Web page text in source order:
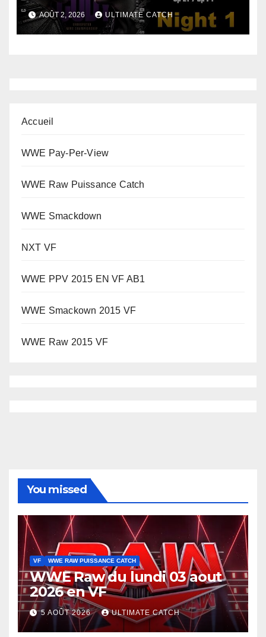
AOÛT 2, 2026 ULTIMATE CATCH
Accueil
WWE Pay-Per-View
WWE Raw Puissance Catch
WWE Smackdown
NXT VF
WWE PPV 2015 EN VF AB1
WWE Smackown 2015 VF
WWE Raw 2015 VF
You missed
VF WWE RAW PUISSANCE CATCH
WWE Raw du lundi 03 aout
2026 en VF
5 AOÛT 2026 ULTIMATE CATCH